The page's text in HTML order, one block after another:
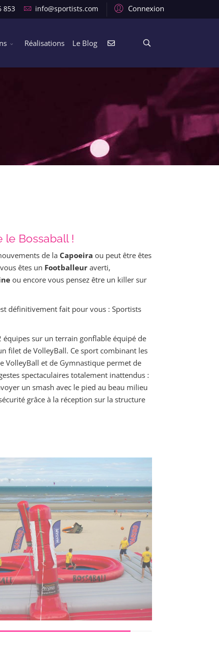
Connexion
853 info@sportists.com
Réalisations Le Blog
le Bossaball !
de la Capoeira ou peut être êtes
êtes un Footballeur averti,
ou encore vous pensez être un killer sur
définitivement fait pour vous : Sportists
équipes sur un terrain gonflable équipé de
filet de VolleyBall. Ce sport combinant les
VolleyBall et de Gymnastique permet de
spectaculaires totalement inattendus :
un smash avec le pied au beau milieu
grâce à la réception sur la structure